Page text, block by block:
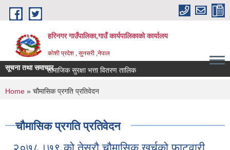
Skip to main content
हरिनगर गाउँपालिका,गाउँ कार्यपालिकाको कार्यालय
कोशी प्रदेश , सुनसरी ,नेपाल
सूचना तथा समाचारसामाजिक सुरक्षा भत्ता वितरण तालिका ।
You are here
Home » चौमासिक प्रगति प्रतिवेदन
चौमासिक प्रगति प्रतिवेदन